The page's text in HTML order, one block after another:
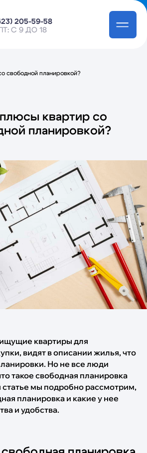
58
18
Получить консультацию
свободной планировкой?
квартир со
планировкой?
квартиры для
видят в описании жилья, что
Но не все люди
такое свободная планировка
статье мы подробно рассмотрим,
планировка и какие у нее
и удобства.